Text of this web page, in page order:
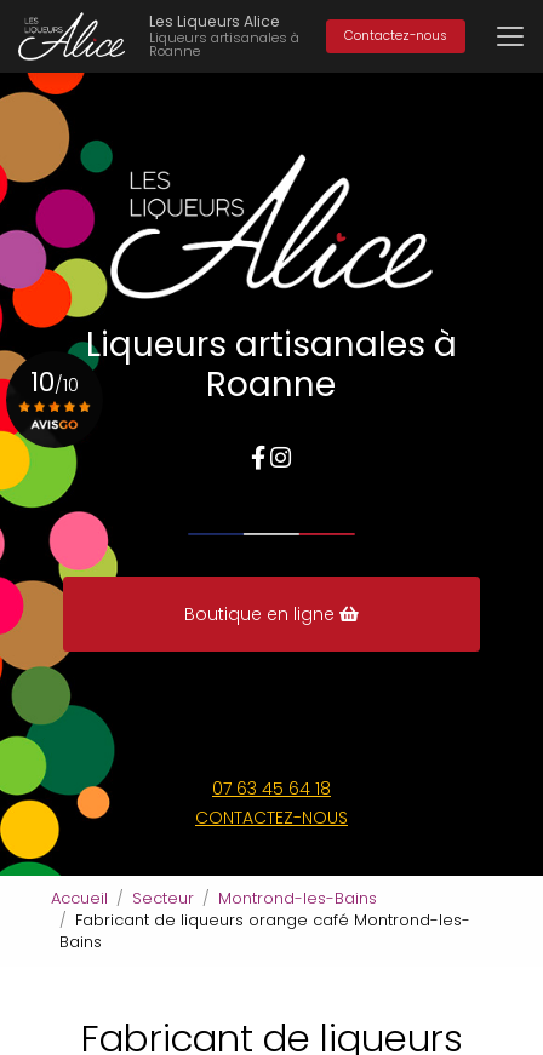
Aller
contenu
principal
Les Liqueurs Alice
Liqueurs artisanales à
Roanne
Contactez-nous
Liqueurs artisanales à
Roanne
Boutique en ligne
07 63 45 64 18
CONTACTEZ-NOUS
10/10
Voir le certificat
Accueil Secteur
Montrond-les-Bains
Fabricant de liqueurs orange café Montrond-les-
Bains
Fabricant de liqueurs